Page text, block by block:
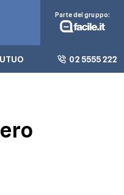
02 5555 222
Parte del gruppo: